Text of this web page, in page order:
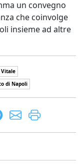
un convegno
che coinvolge
insieme ad altre
Vitale
di Napoli